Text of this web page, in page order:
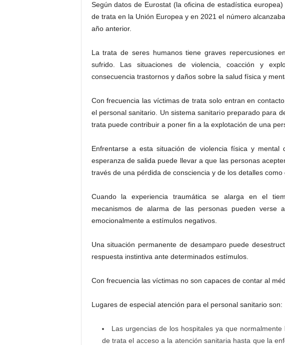
Según datos de Eurostat (la oficina de estadística
de trata en la Unión Europea y en 2021 el número
año anterior.
La trata de seres humanos tiene graves repercusiones
sufrido. Las situaciones de violencia, coacción y
consecuencia trastornos y daños sobre la salud física y
Con frecuencia las víctimas de trata solo entran en
el personal sanitario. Un sistema sanitario preparado para
trata puede contribuir a poner fin a la explotación de una
Enfrentarse a esta situación de violencia física y mental
esperanza de salida puede llevar a que las personas
través de una pérdida de consciencia y de los detalles como
Cuando la experiencia traumática se alarga en el
mecanismos de alarma de las personas pueden verse
emocionalmente a estímulos negativos.
Una situación permanente de desamparo puede
respuesta instintiva ante determinados estímulos.
Con frecuencia las víctimas no son capaces de contar al
Lugares de especial atención para el personal sanitario son:
Las urgencias de los hospitales ya que
de trata el acceso a la atención sanitaria hasta que la